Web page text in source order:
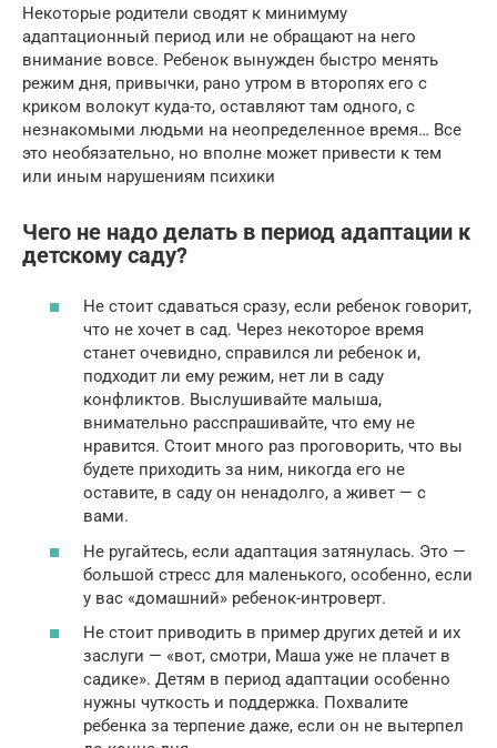
Некоторые родители сводят к минимуму
адаптационный период или не обращают на него
внимание вовсе. Ребенок вынужден быстро менять
режим дня, привычки, рано утром в второпях его с
криком волокут куда-то, оставляют там одного, с
незнакомыми людьми на неопределенное время… Все
это необязательно, но вполне может привести к тем
или иным нарушениям психики
Чего не надо делать в период адаптации к
детскому саду?
Не стоит сдаваться сразу, если ребенок говорит,
что не хочет в сад. Через некоторое время
станет очевидно, справился ли ребенок и,
подходит ли ему режим, нет ли в саду
конфликтов. Выслушивайте малыша,
внимательно расспрашивайте, что ему не
нравится. Стоит много раз проговорить, что вы
будете приходить за ним, никогда его не
оставите, в саду он ненадолго, а живет — с
вами.
Не ругайтесь, если адаптация затянулась. Это —
большой стресс для маленького, особенно, если
у вас «домашний» ребенок-интроверт.
Не стоит приводить в пример других детей и их
заслуги — «вот, смотри, Маша уже не плачет в
садике». Детям в период адаптации особенно
нужны чуткость и поддержка. Похвалите
ребенка за терпение даже, если он не вытерпел